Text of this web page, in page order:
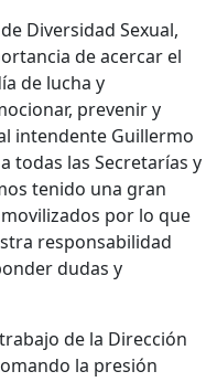
Diversidad Sexual,
de acercar el
de lucha y
prevenir y
intendente Guillermo
todas las Secretarías y
tenido una gran
por lo que
responsabilidad
dudas y
de la Dirección
la presión